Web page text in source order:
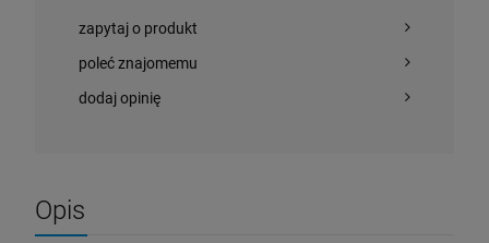
zapytaj o produkt
poleć znajomemu
dodaj opinię
Opis